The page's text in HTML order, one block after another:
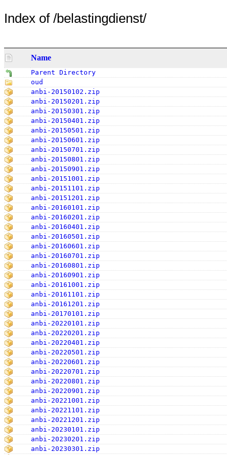
Index of /belastingdienst/
Name
Parent Directory
oud
anbi-20150102.zip
anbi-20150201.zip
anbi-20150301.zip
anbi-20150401.zip
anbi-20150501.zip
anbi-20150601.zip
anbi-20150701.zip
anbi-20150801.zip
anbi-20150901.zip
anbi-20151001.zip
anbi-20151101.zip
anbi-20151201.zip
anbi-20160101.zip
anbi-20160201.zip
anbi-20160401.zip
anbi-20160501.zip
anbi-20160601.zip
anbi-20160701.zip
anbi-20160801.zip
anbi-20160901.zip
anbi-20161001.zip
anbi-20161101.zip
anbi-20161201.zip
anbi-20170101.zip
anbi-20220101.zip
anbi-20220201.zip
anbi-20220401.zip
anbi-20220501.zip
anbi-20220601.zip
anbi-20220701.zip
anbi-20220801.zip
anbi-20220901.zip
anbi-20221001.zip
anbi-20221101.zip
anbi-20221201.zip
anbi-20230101.zip
anbi-20230201.zip
anbi-20230301.zip